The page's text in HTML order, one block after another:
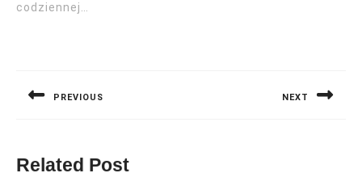
codziennej…
PREVIOUS NEXT
Related Post